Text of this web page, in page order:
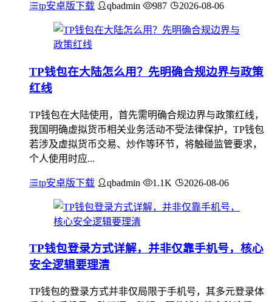
tp安卓版下载 qbadmin 987 2026-08-06
TP钱包在大陆怎么用？先明确合规边界与政策
红线
TP钱包在大陆使用，首先需明确合规边界与政策红线，
我国明确虚拟货币相关业务活动不受法律保护，TP钱包
若涉及虚拟货币交易、炒作等环节，将触碰监管要求，
个人使用时应...
tp安卓版下载 qbadmin 1.1K 2026-08-06
TP钱包登录方式详解，并非仅靠手机号，核心
安全逻辑要理清
TP钱包的登录方式并非仅局限于手机号，其多元登录体